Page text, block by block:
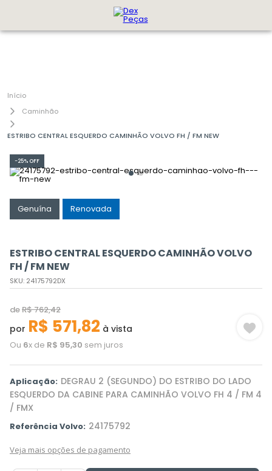
Caminhão
ESTRIBO CENTRAL ESQUERDO CAMINHÃO VOLVO FH / FM NEW
-25% OFF
Genuína Renovada
ESTRIBO CENTRAL ESQUERDO CAMINHÃO VOLVO
FH / FM NEW
SKU: 24175792DX
deR$762,42
por R$ 571,82 à vista
Ou 6x de R$ 95,30 sem juros
Aplicação: DEGRAU 2 (SEGUNDO) DO ESTRIBO DO LADO
ESQUERDO DA CABINE PARA CAMINHÃO VOLVO FH 4 / FM 4
/ FMX
Referência Volvo: 24175792
Veja mais opções de pagamento